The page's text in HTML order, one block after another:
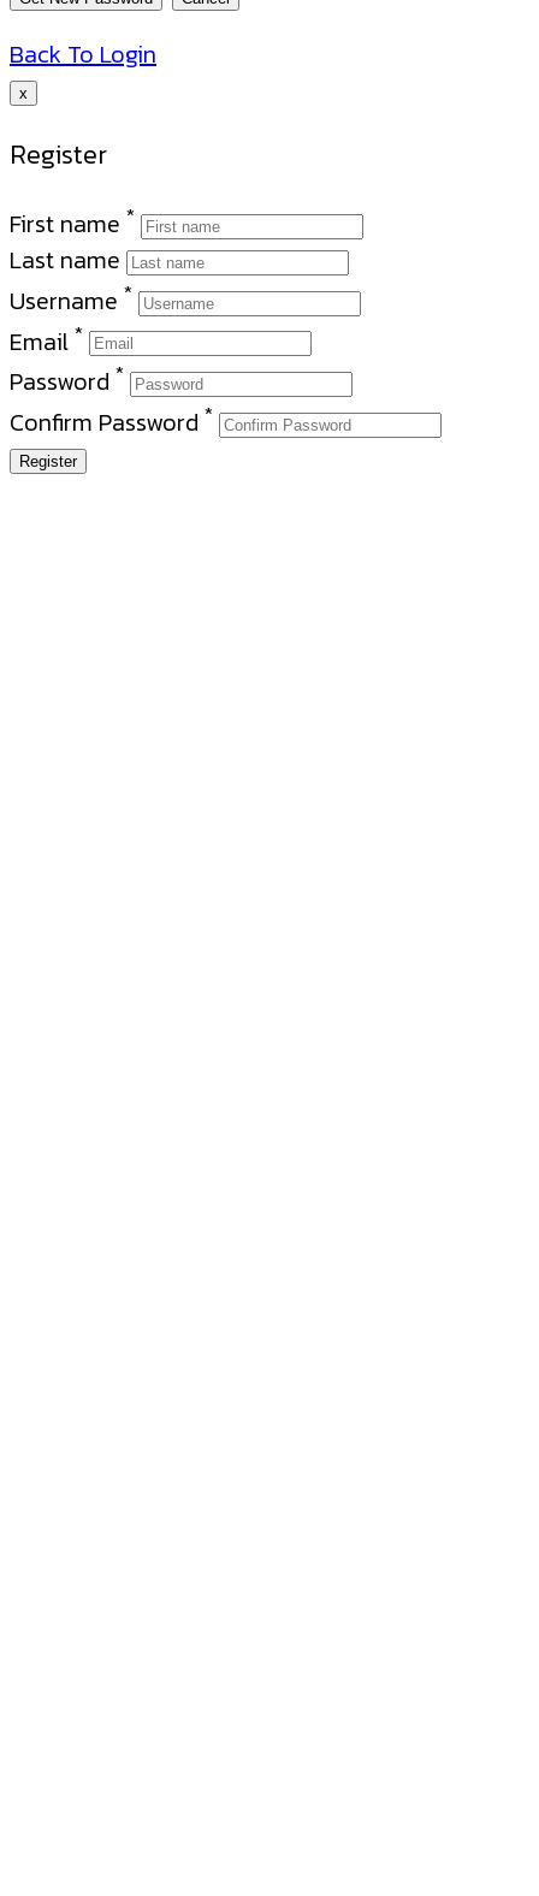
Back To Login
x
Register
First name *
Last name
Username *
Email *
Password *
Confirm Password *
Register